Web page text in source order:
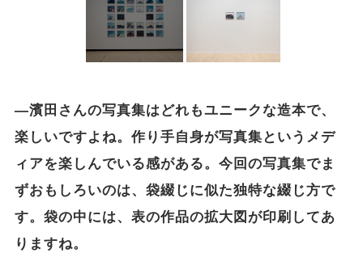
―濱田さんの写真集はどれもユニークな造本で、
楽しいですよね。作り手自身が写真集というメデ
ィアを楽しんでいる感がある。今回の写真集でま
ずおもしろいのは、袋綴じに似た独特な綴じ方で
す。袋の中には、表の作品の拡大図が印刷してあ
りますね。